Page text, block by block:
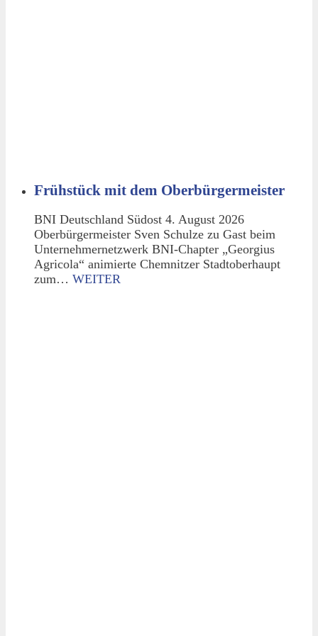
Frühstück mit dem Oberbürgermeister
BNI Deutschland Südost 4. August 2026
Oberbürgermeister Sven Schulze zu Gast beim
Unternehmernetzwerk BNI-Chapter „Georgius
Agricola“ animierte Chemnitzer Stadtoberhaupt
zum… WEITER